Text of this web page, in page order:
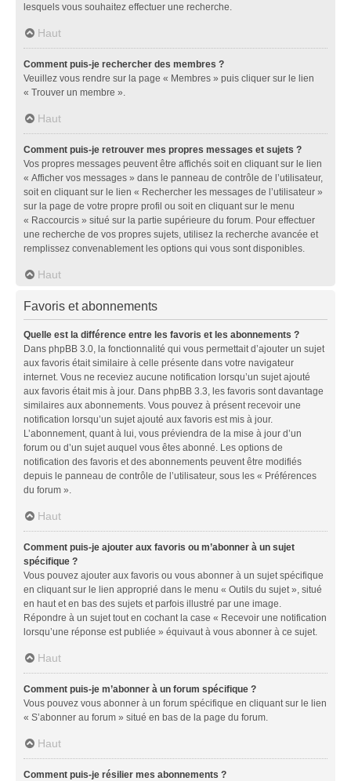
lesquels vous souhaitez effectuer une recherche.
Haut
Comment puis-je rechercher des membres ?
Veuillez vous rendre sur la page « Membres » puis cliquer sur le lien
« Trouver un membre ».
Haut
Comment puis-je retrouver mes propres messages et sujets ?
Vos propres messages peuvent être affichés soit en cliquant sur le lien
« Afficher vos messages » dans le panneau de contrôle de l’utilisateur,
soit en cliquant sur le lien « Rechercher les messages de l’utilisateur »
sur la page de votre propre profil ou soit en cliquant sur le menu
« Raccourcis » situé sur la partie supérieure du forum. Pour effectuer
une recherche de vos propres sujets, utilisez la recherche avancée et
remplissez convenablement les options qui vous sont disponibles.
Haut
Favoris et abonnements
Quelle est la différence entre les favoris et les abonnements ?
Dans phpBB 3.0, la fonctionnalité qui vous permettait d’ajouter un sujet
aux favoris était similaire à celle présente dans votre navigateur
internet. Vous ne receviez aucune notification lorsqu’un sujet ajouté
aux favoris était mis à jour. Dans phpBB 3.3, les favoris sont davantage
similaires aux abonnements. Vous pouvez à présent recevoir une
notification lorsqu’un sujet ajouté aux favoris est mis à jour.
L’abonnement, quant à lui, vous préviendra de la mise à jour d’un
forum ou d’un sujet auquel vous êtes abonné. Les options de
notification des favoris et des abonnements peuvent être modifiés
depuis le panneau de contrôle de l’utilisateur, sous les « Préférences
du forum ».
Haut
Comment puis-je ajouter aux favoris ou m’abonner à un sujet
spécifique ?
Vous pouvez ajouter aux favoris ou vous abonner à un sujet spécifique
en cliquant sur le lien approprié dans le menu « Outils du sujet », situé
en haut et en bas des sujets et parfois illustré par une image.
Répondre à un sujet tout en cochant la case « Recevoir une notification
lorsqu’une réponse est publiée » équivaut à vous abonner à ce sujet.
Haut
Comment puis-je m’abonner à un forum spécifique ?
Vous pouvez vous abonner à un forum spécifique en cliquant sur le lien
« S’abonner au forum » situé en bas de la page du forum.
Haut
Comment puis-je résilier mes abonnements ?